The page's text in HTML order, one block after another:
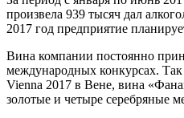
произвела 939 тысяч дал
2017 год предприятие
Вина компании постоянно
международных конкурсах.
Vienna 2017 в Вене, вина
золотые и четыре серебряные